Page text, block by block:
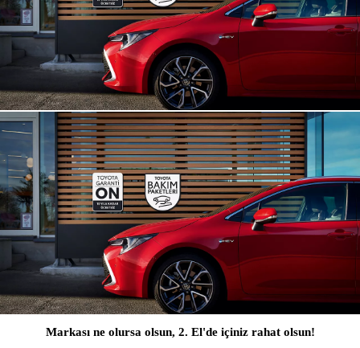
Markası ne olursa olsun, 2. El'de içiniz rahat olsun!